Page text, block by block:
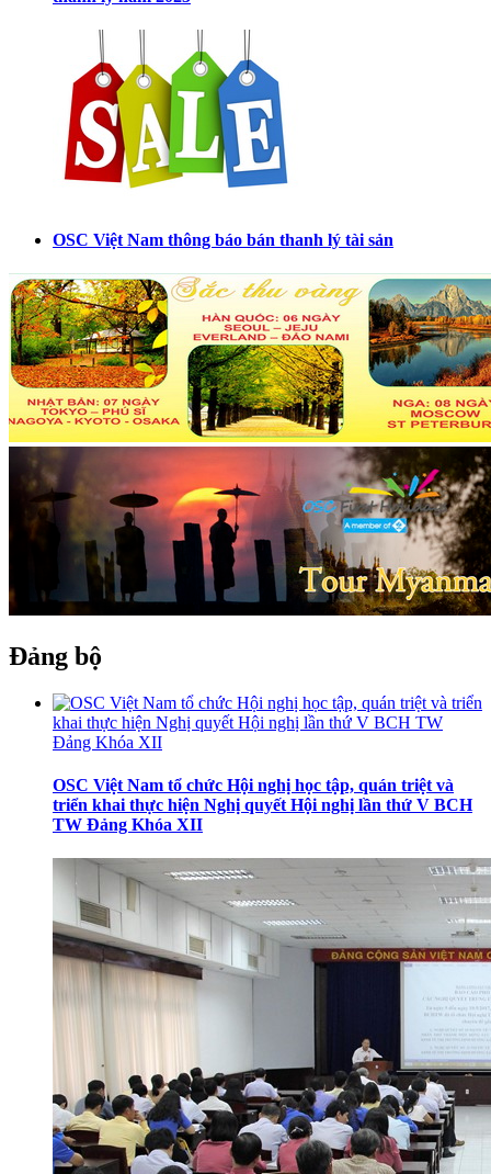
OSC Việt Nam thông báo bán thanh lý tài sản
Đảng bộ
OSC Việt Nam tổ chức Hội nghị học tập, quán triệt và
triển khai thực hiện Nghị quyết Hội nghị lần thứ V BCH
TW Đảng Khóa XII